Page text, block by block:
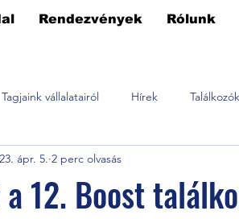
Rendezvények Rólunk
Tagjaink vállalatairól Hírek Találkozók
a 12. Boost
ápr. 5. 2 perc olvasás